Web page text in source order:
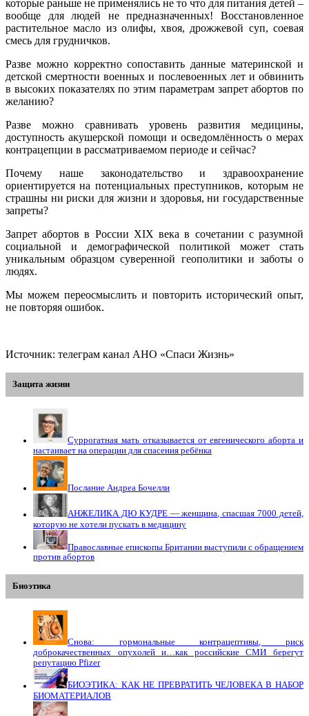
которые раньше не применялись не то что для питания детей –
вообще для людей не предназначенных! Восстановленное
растительное масло из олифы, хвоя, дрожжевой суп, соевая
смесь для грудничков.
Разве можно корректно сопоставить данные материнской и
детской смертности военных и послевоенных лет и обвинить
в высоких показателях по этим параметрам запрет абортов по
желанию?
Разве можно сравнивать уровень развития медицины,
доступность акушерской помощи и осведомлённость о мерах
контрацепции в рассматриваемом периоде и сейчас?
Почему наше законодательство и здравоохранение
ориентируется на потенциальных преступников, которым не
страшны ни риски для жизни и здоровья, ни государственные
запреты?
Запрет абортов в России XIX века в сочетании с разумной
социальной и демографической политикой может стать
уникальным образцом суверенной геополитики и заботы о
людях.
Мы можем переосмыслить и повторить исторический опыт,
не повторяя ошибок.
Источник: телеграм канал АНО «Спаси Жизнь»
Защита жизни
Суррогатная мать отказывается от евгенического аборта и
настаивает на операции для спасения ребёнка
Послание Андреа Бочелли
АНЖЕЛИКА ДЮ КУДРЕ — женщина, спасшая 7000 детей,
которую не хотели пускать в медицину
Православные епископы Британии выступили с обращением
против абортов
Биоэтика
Снова: гормональные контрацептивы, риск
доброкачественных опухолей и…как российские СМИ берегут
репутацию Pfizer
БИОЭТИКА: КАК НЕ ПРЕВРАТИТЬ ЧЕЛОВЕКА В НАБОР
БИОМАТЕРИАЛОВ